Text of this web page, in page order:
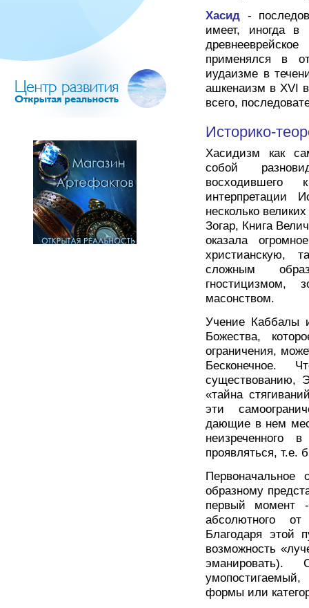
Хасид -
имеет, иногда в
применялся в
иудаизме в
ашкенаизм в XVI
всего,
Историко-
Хасидизм как
собой
интерпретации
несколько
Зогар, Книга
оказала
христианскую,
сложным
гностицизмом,
масонством.
Учение Каббалы
Божества,
ограничения,
Бесконечное.
существованию,
«тайна
эти
дающие в нем
проявляться, т.е.
Первоначальное
образному
первый момент -
абсолютного
Благодаря этой
возможность
формы или